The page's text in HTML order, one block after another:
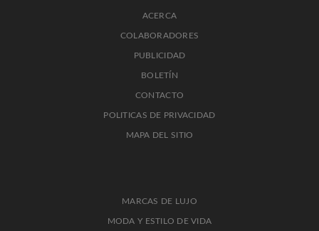
ACERCA
COLABORADORES
PUBLICIDAD
BOLETÍN
CONTACTO
POLITICAS DE PRIVACIDAD
MAPA DEL SITIO
MARCAS DE LUJO
MODA Y ESTILO DE VIDA